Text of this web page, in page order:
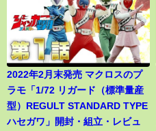
2022年2月末発売 マクロスのプ
ラモ「1/72 リガード（標準量産
型）REGULT STANDARD TYPE
ハセガワ」開封・組立・レビュ